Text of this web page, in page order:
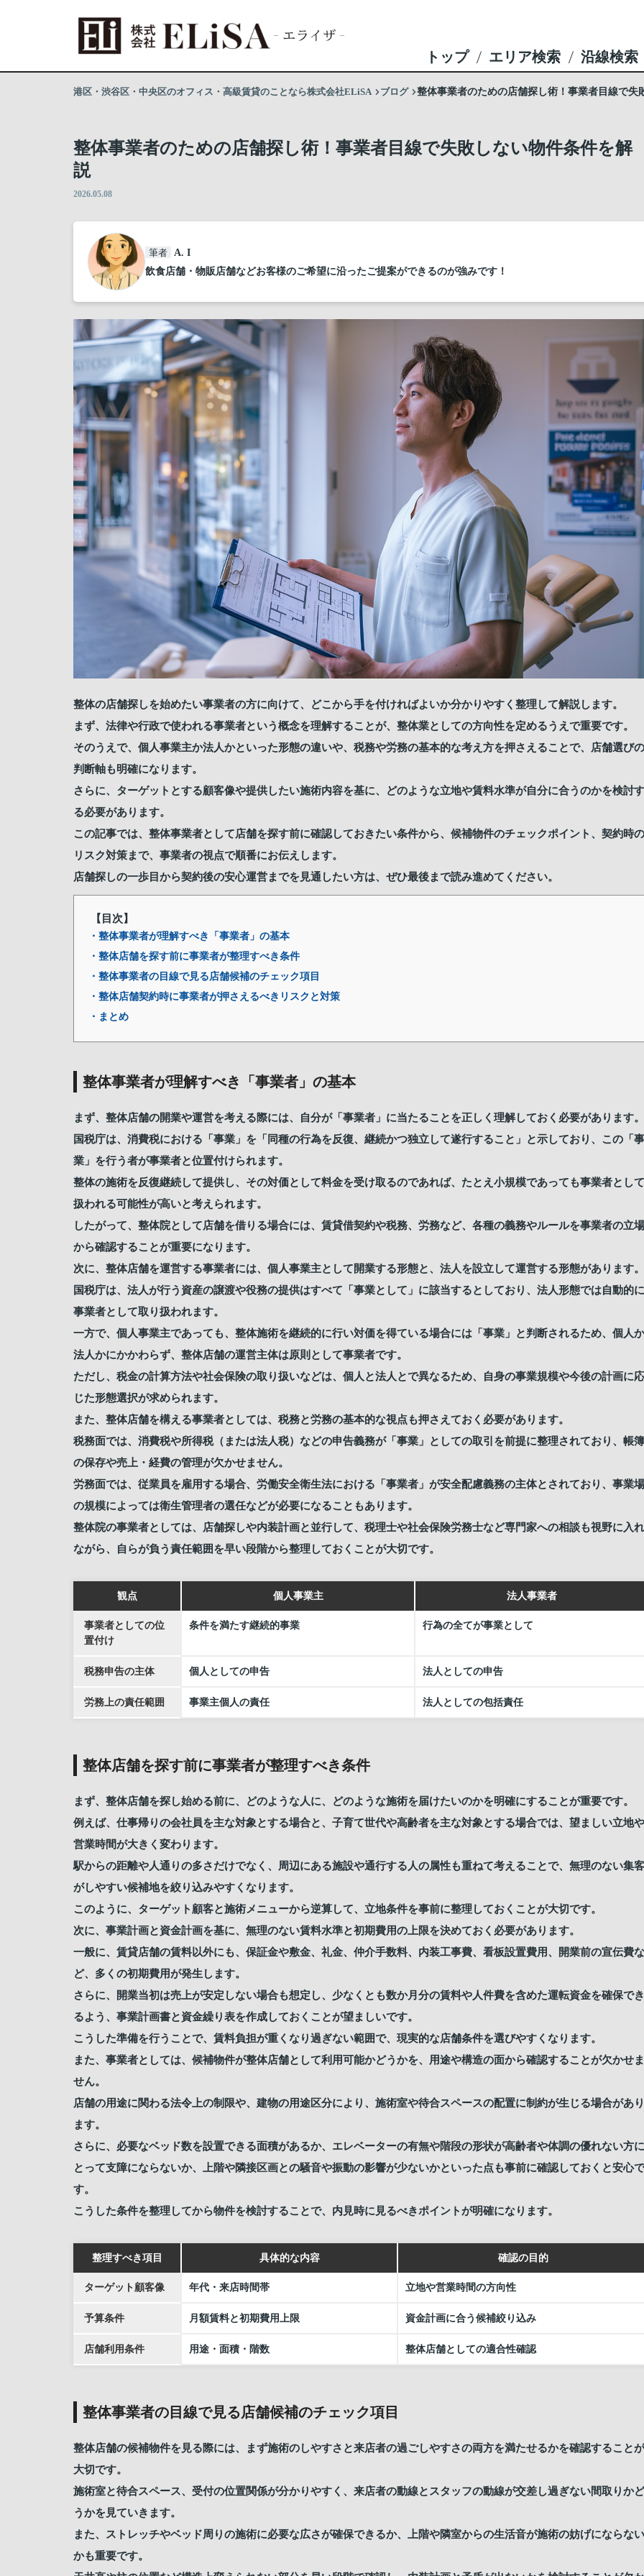
トップ エリア検索 沿線検索
港区・渋谷区・中央区のオフィス・高級賃貸のことなら株式会社ELiSA ブログ 整体事業者のための店舗探し術！事業者目線で失
整体事業者のための店舗探し術！事業者目線で失敗しない物件条件を解
説
2026.05.08
筆者
A. I
飲食店舗・物販店舗などお客様のご希望に沿ったご提案ができるのが強みです！
整体の店舗探しを始めたい事業者の方に向けて、どこから手を付ければよいか分かりやすく整理して解説します。
まず、法律や行政で使われる事業者という概念を理解することが、整体業としての方向性を定めるうえで重要です。
そのうえで、個人事業主か法人かといった形態の違いや、税務や労務の基本的な考え方を押さえることで、店舗選びの
判断軸も明確になります。
さらに、ターゲットとする顧客像や提供したい施術内容を基に、どのような立地や賃料水準が自分に合うのかを検討す
る必要があります。
この記事では、整体事業者として店舗を探す前に確認しておきたい条件から、候補物件のチェックポイント、契約時の
リスク対策まで、事業者の視点で順番にお伝えします。
店舗探しの一歩目から契約後の安心運営までを見通したい方は、ぜひ最後まで読み進めてください。
【目次】
・整体事業者が理解すべき「事業者」の基本
・整体店舗を探す前に事業者が整理すべき条件
・整体事業者の目線で見る店舗候補のチェック項目
・整体店舗契約時に事業者が押さえるべきリスクと対策
・まとめ
整体事業者が理解すべき「事業者」の基本
まず、整体店舗の開業や運営を考える際には、自分が「事業者」に当たることを正しく理解しておく必要があります。
国税庁は、消費税における「事業」を「同種の行為を反復、継続かつ独立して遂行すること」と示しており、この「事
業」を行う者が事業者と位置付けられます。
整体の施術を反復継続して提供し、その対価として料金を受け取るのであれば、たとえ小規模であっても事業者として
扱われる可能性が高いと考えられます。
したがって、整体院として店舗を借りる場合には、賃貸借契約や税務、労務など、各種の義務やルールを事業者の立場
から確認することが重要になります。
次に、整体店舗を運営する事業者には、個人事業主として開業する形態と、法人を設立して運営する形態があります。
国税庁は、法人が行う資産の譲渡や役務の提供はすべて「事業として」に該当するとしており、法人形態では自動的に
事業者として取り扱われます。
一方で、個人事業主であっても、整体施術を継続的に行い対価を得ている場合には「事業」と判断されるため、個人か
法人かにかかわらず、整体店舗の運営主体は原則として事業者です。
ただし、税金の計算方法や社会保険の取り扱いなどは、個人と法人とで異なるため、自身の事業規模や今後の計画に応
じた形態選択が求められます。
また、整体店舗を構える事業者としては、税務と労務の基本的な視点も押さえておく必要があります。
税務面では、消費税や所得税（または法人税）などの申告義務が「事業」としての取引を前提に整理されており、帳簿
の保存や売上・経費の管理が欠かせません。
労務面では、従業員を雇用する場合、労働安全衛生法における「事業者」が安全配慮義務の主体とされており、事業場
の規模によっては衛生管理者の選任などが必要になることもあります。
整体院の事業者としては、店舗探しや内装計画と並行して、税理士や社会保険労務士など専門家への相談も視野に入れ
ながら、自らが負う責任範囲を早い段階から整理しておくことが大切です。
観点 個人事業主 法人事業者
事業者としての位
置付け
条件を満たす継続的事業 行為の全てが事業として
税務申告の主体 個人としての申告 法人としての申告
労務上の責任範囲 事業主個人の責任 法人としての包括責任
整体店舗を探す前に事業者が整理すべき条件
まず、整体店舗を探し始める前に、どのような人に、どのような施術を届けたいのかを明確にすることが重要です。
例えば、仕事帰りの会社員を主な対象とする場合と、子育て世代や高齢者を主な対象とする場合では、望ましい立地や
営業時間が大きく変わります。
駅からの距離や人通りの多さだけでなく、周辺にある施設や通行する人の属性も重ねて考えることで、無理のない集客
がしやすい候補地を絞り込みやすくなります。
このように、ターゲット顧客と施術メニューから逆算して、立地条件を事前に整理しておくことが大切です。
次に、事業計画と資金計画を基に、無理のない賃料水準と初期費用の上限を決めておく必要があります。
一般に、賃貸店舗の賃料以外にも、保証金や敷金、礼金、仲介手数料、内装工事費、看板設置費用、開業前の宣伝費な
ど、多くの初期費用が発生します。
さらに、開業当初は売上が安定しない場合も想定し、少なくとも数か月分の賃料や人件費を含めた運転資金を確保でき
るよう、事業計画書と資金繰り表を作成しておくことが望ましいです。
こうした準備を行うことで、賃料負担が重くなり過ぎない範囲で、現実的な店舗条件を選びやすくなります。
また、事業者としては、候補物件が整体店舗として利用可能かどうかを、用途や構造の面から確認することが欠かせま
せん。
店舗の用途に関わる法令上の制限や、建物の用途区分により、施術室や待合スペースの配置に制約が生じる場合があり
ます。
さらに、必要なベッド数を設置できる面積があるか、エレベーターの有無や階段の形状が高齢者や体調の優れない方に
とって支障にならないか、上階や隣接区画との騒音や振動の影響が少ないかといった点も事前に確認しておくと安心で
す。
こうした条件を整理してから物件を検討することで、内見時に見るべきポイントが明確になります。
整理すべき項目 具体的な内容 確認の目的
ターゲット顧客像 年代・来店時間帯 立地や営業時間の方向性
予算条件 月額賃料と初期費用上限 資金計画に合う候補絞り込み
店舗利用条件 用途・面積・階数 整体店舗としての適合性確認
整体事業者の目線で見る店舗候補のチェック項目
整体店舗の候補物件を見る際には、まず施術のしやすさと来店者の過ごしやすさの両方を満たせるかを確認することが
大切です。
施術室と待合スペース、受付の位置関係が分かりやすく、来店者の動線とスタッフの動線が交差し過ぎない間取りかど
うかを見ていきます。
また、ストレッチやベッド周りの施術に必要な広さが確保できるか、上階や隣室からの生活音が施術の妨げにならない
かも重要です。